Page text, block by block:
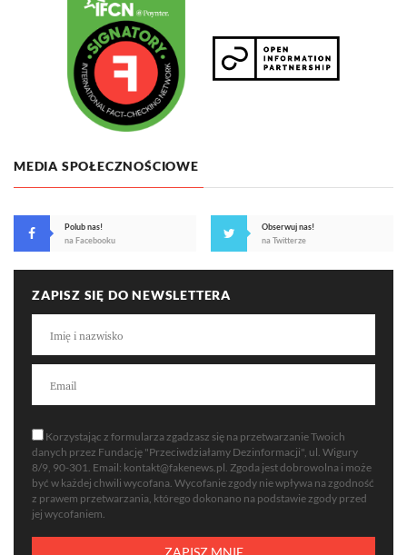
MEDIA SPOŁECZNOŚCIOWE
Polub nas!
na Facebooku
Obserwuj nas!
na Twitterze
ZAPISZ SIĘ DO NEWSLETTERA
Korzystając z formularza zgadzasz się na przetwarzanie Twoich
danych przez Fundację "Przeciwdziałamy Dezinformacji", ul. Wigury
8/9, 90-301. Email: kontakt@fakenews.pl . Zgoda jest dobrowolna i może
być w każdej chwili wycofana. Wycofanie zgody nie wpływa na zgodność
z prawem przetwarzania, którego dokonano na podstawie zgody przed
jej wycofaniem.